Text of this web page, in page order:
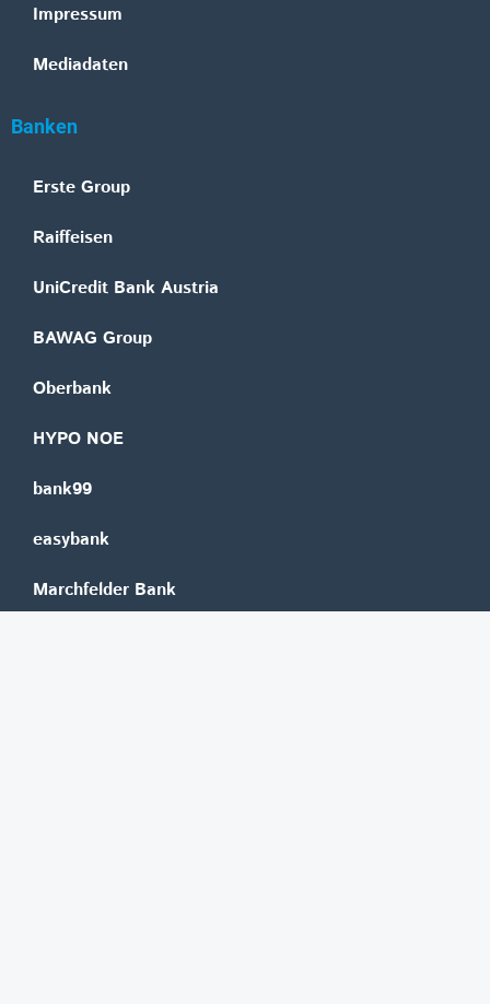
Impressum
Mediadaten
Banken
Erste Group
Raiffeisen
UniCredit Bank Austria
BAWAG Group
Oberbank
HYPO NOE
bank99
easybank
Marchfelder Bank